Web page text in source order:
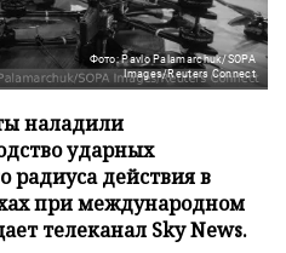
Фото: Pavlo Palamarchuk/SOPA
Images/Reuters Connect
наладили
ударных
радиуса действия в
при международном
телеканал Sky News.